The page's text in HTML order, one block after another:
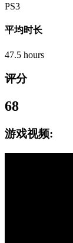
PS3
平均时长
47.5 hours
评分
68
游戏视频: